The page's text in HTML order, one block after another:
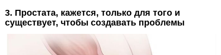
3. Простата, кажется, только для того и
существует, чтобы создавать проблемы